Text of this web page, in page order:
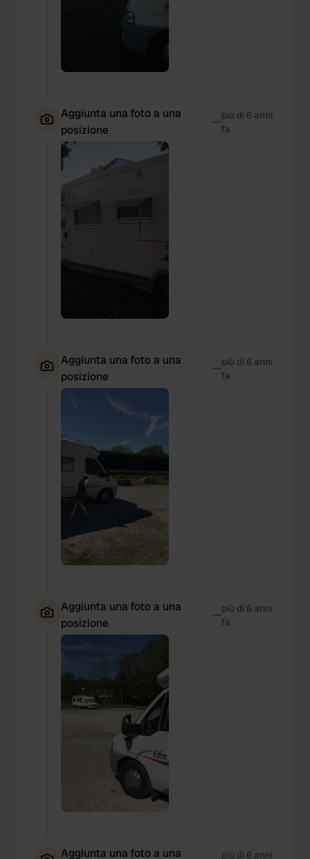
Aggiunta una foto a una
posizione
—più di 6 anni
fa
Aggiunta una foto a una
posizione
—più di 6 anni
fa
Aggiunta una foto a una
posizione
—più di 6 anni
fa
Aggiunta una foto a una più di 6 anni